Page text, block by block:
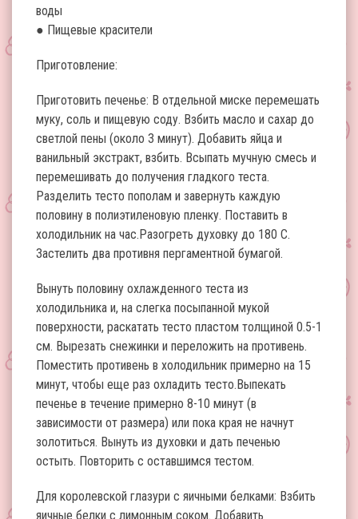
воды
● Пищевые красители
Приготовление:
Приготовить печенье: В отдельной миске перемешать
муку, соль и пищевую соду. Взбить масло и сахар до
светлой пены (около 3 минут). Добавить яйца и
ванильный экстракт, взбить. Всыпать мучную смесь и
перемешивать до получения гладкого теста.
Разделить тесто пополам и завернуть каждую
половину в полиэтиленовую пленку. Поставить в
холодильник на час.Разогреть духовку до 180 С.
Застелить два противня пергаментной бумагой.
Вынуть половину охлажденного теста из
холодильника и, на слегка посыпанной мукой
поверхности, раскатать тесто пластом толщиной 0.5-1
см. Вырезать снежинки и переложить на противень.
Поместить противень в холодильник примерно на 15
минут, чтобы еще раз охладить тесто.Выпекать
печенье в течение примерно 8-10 минут (в
зависимости от размера) или пока края не начнут
золотиться. Вынуть из духовки и дать печенью
остыть. Повторить с оставшимся тестом.
Для королевской глазури с яичными белками: Взбить
яичные белки с лимонным соком. Добавить